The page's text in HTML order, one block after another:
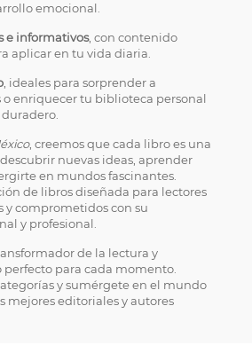
emocional.
e informativos, con contenido
aplicar en tu vida diaria.
, ideales para sorprender a
enriquecer tu biblioteca personal
, creemos que cada libro es una
nuevas ideas, aprender
en mundos fascinantes.
de libros diseñada para lectores
y comprometidos con su
y profesional.
de la lectura y
para cada momento.
y sumérgete en el mundo
mejores editoriales y autores